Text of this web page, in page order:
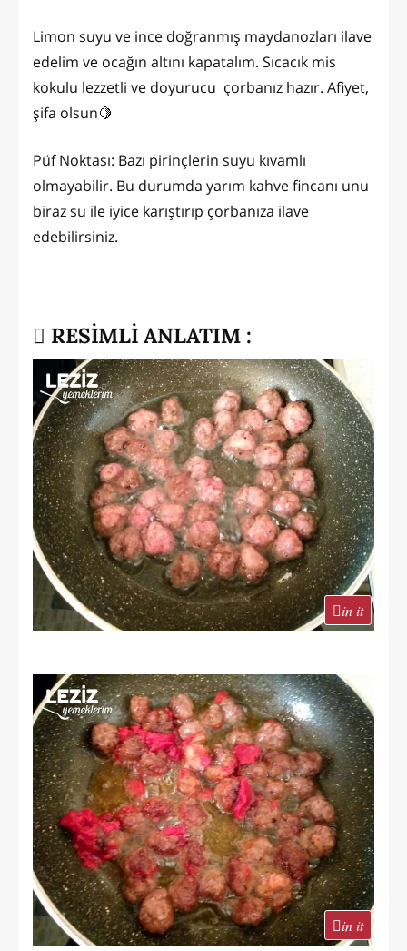
Limon suyu ve ince doğranmış maydanozları ilave
edelim ve ocağın altını kapatalım. Sıcacık mis
kokulu lezzetli ve doyurucu çorbanız hazır. Afiyet,
şifa olsun🍋
Püf Noktası: Bazı pirinçlerin suyu kıvamlı
olmayabilir. Bu durumda yarım kahve fincanı unu
biraz su ile iyice karıştırıp çorbanıza ilave
edebilirsiniz.
RESİMLİ ANLATIM :
in it
in it